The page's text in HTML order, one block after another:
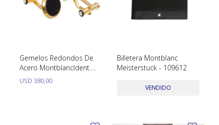
Gemelos Redondos De
Acero MontblancIdent.
Número: 112902
USD 380,00
Billetera Montblanc
Meisterstuck - 109612
VENDIDO